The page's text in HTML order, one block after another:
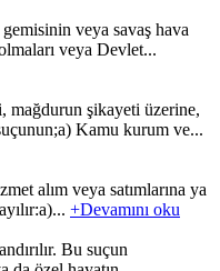
veya savaş hava
veya Devlet...
mağdurun şikayeti üzerine,
Kamu kurum ve...
alım veya satımlarına ya
+Devamını oku
Bu suçun